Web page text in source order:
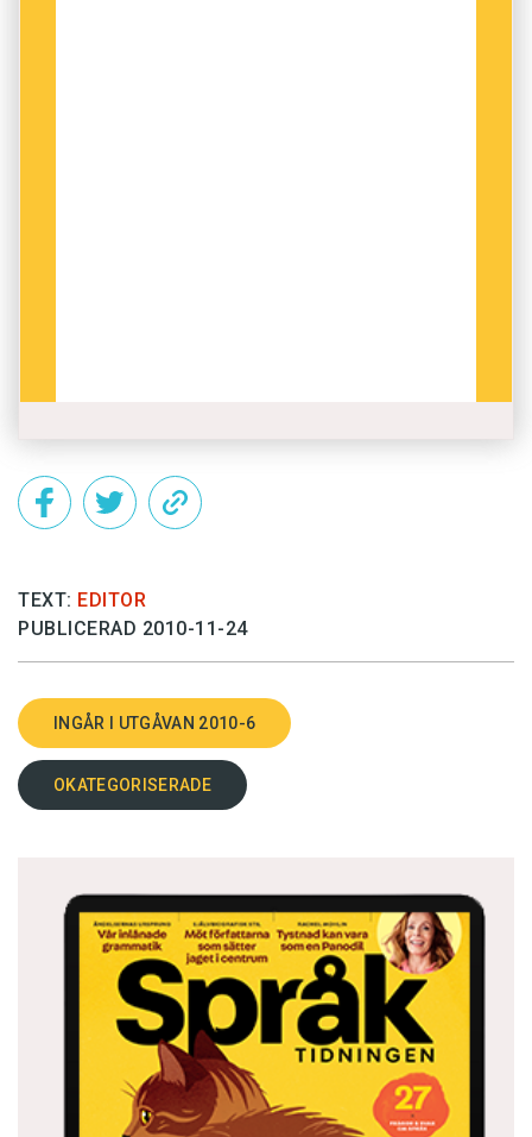
TEXT: EDITOR
PUBLICERAD 2010-11-24
INGÅR I UTGÅVAN 2010-6
OKATEGORISERADE